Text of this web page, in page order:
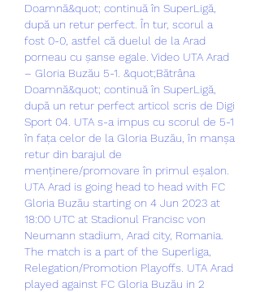
Doamnă&quot; continuă în SuperLigă,
după un retur perfect. În tur, scorul a
fost 0-0, astfel că duelul de la Arad
porneau cu șanse egale. Video UTA Arad
– Gloria Buzău 5-1. &quot;Bătrâna
Doamnă&quot; continuă în SuperLigă,
după un retur perfect articol scris de Digi
Sport 04. UTA s-a impus cu scorul de 5-1
în fața celor de la Gloria Buzău, în manșa
retur din barajul de
menținere/promovare în primul eșalon.
UTA Arad is going head to head with FC
Gloria Buzău starting on 4 Jun 2023 at
18:00 UTC at Stadionul Francisc von
Neumann stadium, Arad city, Romania.
The match is a part of the Superliga,
Relegation/Promotion Playoffs. UTA Arad
played against FC Gloria Buzău in 2